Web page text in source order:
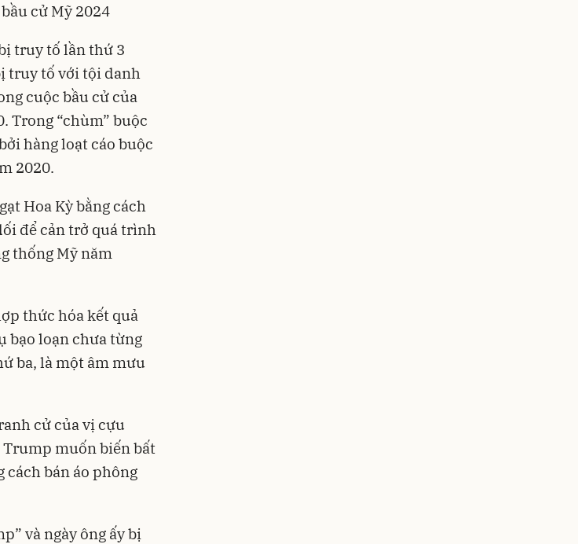
cử Mỹ 2024
truy tố lần thứ 3
truy tố với tội danh
cuộc bầu cửcủa
Trong “chùm” buộc
hàng loạt cáo buộc
2020.
Hoa Kỳ bằng cách
để cản trở quá trình
thống Mỹ năm
thức hóa kết quả
bạo loạn chưa từng
ba, là một âm mưu
cử của vị cựu
Trump muốn biến bất
bán áo phông
và ngày ông ấy bị